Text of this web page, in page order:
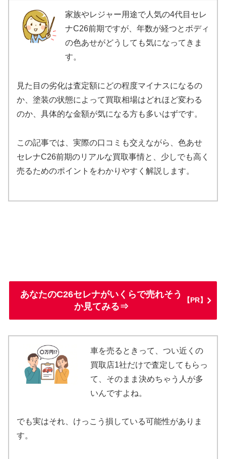
家族やレジャー用途で人気の4代目セレ
ナC26前期ですが、年数が経つとボディ
の色あせがどうしても気になってきま
す。
見た目の劣化は査定額にどの程度マイナスになるの
か、塗装の状態によって買取相場はどれほど変わる
のか、具体的な金額が気になる方も多いはずです。
この記事では、実際の口コミも交えながら、色あせ
セレナC26前期のリアルな買取事情と、少しでも高く
売るためのポイントをわかりやすく解説します。
あなたのC26セレナがいくらで売れそう
か見てみる⇒
【PR】
車を売るときって、つい近くの
買取店1社だけで査定してもらっ
て、そのまま決めちゃう人が多
いんですよね。
でも実はそれ、けっこう損している可能性がありま
す。